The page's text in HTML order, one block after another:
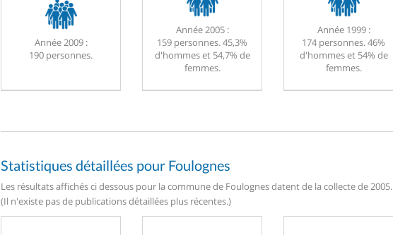
Année 2009 :
190 personnes.
Année 2005 :
159 personnes. 45,3%
d'hommes et 54,7% de
femmes.
Année 1999 :
174 personnes. 46%
d'hommes et 54% de
femmes.
Statistiques détaillées pour Foulognes
Les résultats affichés ci dessous pour la commune de Foulognes datent de la collecte de 2005.
(Il n'existe pas de publications détaillées plus récentes.)